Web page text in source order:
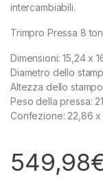
intercambiabili.
Trimpro Pressa 8
Dimensioni: 15,24 x
Diametro dello
Altezza dello
Peso della pressa:
Confezione: 22,86
549,98